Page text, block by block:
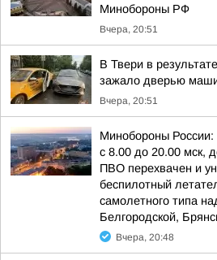
Минобороны РФ
Вчера, 20:51
В Твери в
зажало дверью
Вчера, 20:51
Минобороны
с 8.00 до 20.00 мск,
ПВО перехвачен и
беспилотный
самолетного типа
Белгородской,
Вчера, 20:48